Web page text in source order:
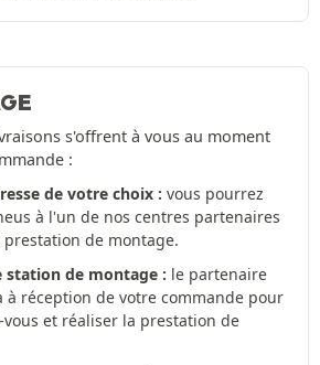
s'offrent à vous au moment
:
de votre choix : vous pourrez
à l'un de nos centres partenaires
de montage.
station de montage : le partenaire
à réception de votre commande pour
et réaliser la prestation de